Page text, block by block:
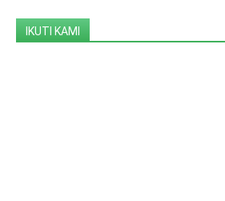
IKUTI KAMI